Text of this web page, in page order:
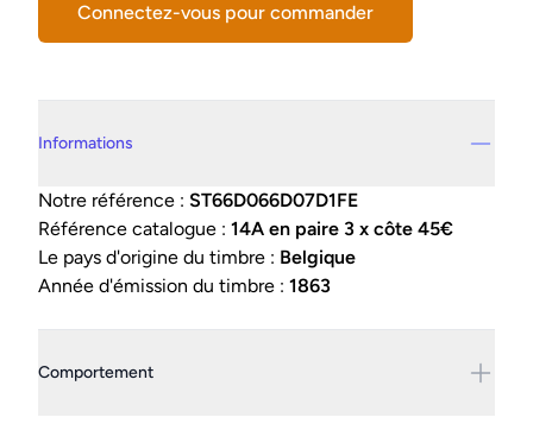
Connectez-vous pour commander
Informations
Notre référence : ST66D066D07D1FE
Référence catalogue : 14A en paire 3 x côte 45€
Le pays d'origine du timbre : Belgique
Année d'émission du timbre : 1863
Comportement